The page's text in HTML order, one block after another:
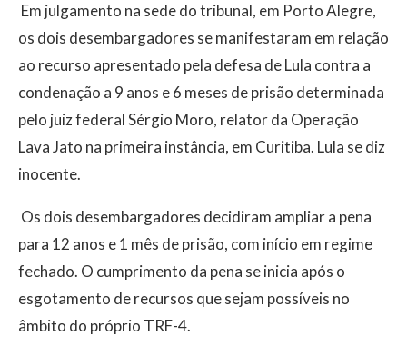
Em julgamento na sede do tribunal, em Porto Alegre,
os dois desembargadores se manifestaram em relação
ao recurso apresentado pela defesa de Lula contra a
condenação a 9 anos e 6 meses de prisão determinada
pelo juiz federal Sérgio Moro, relator da Operação
Lava Jato na primeira instância, em Curitiba. Lula se diz
inocente.
Os dois desembargadores decidiram ampliar a pena
para 12 anos e 1 mês de prisão, com início em regime
fechado. O cumprimento da pena se inicia após o
esgotamento de recursos que sejam possíveis no
âmbito do próprio TRF-4.